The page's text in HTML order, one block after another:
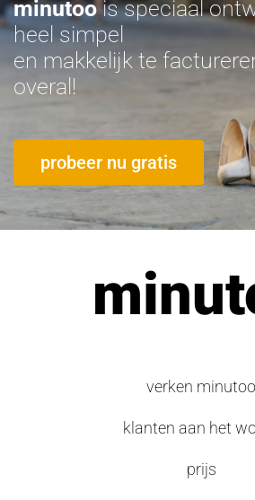
minutoois speciaal
heel simpel
en makkelijk te
overal!
probeer nu gratis
verken minutoo
klanten aan het
prijs